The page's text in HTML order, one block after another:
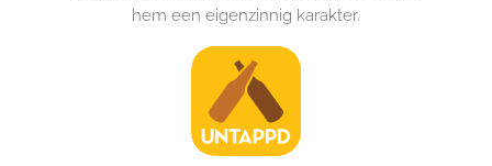
hem een eigenzinnig karakter.